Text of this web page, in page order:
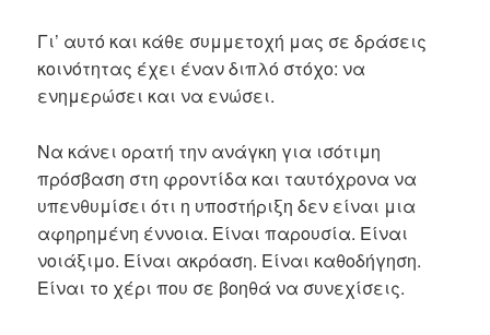
Γι’ αυτό και κάθε συμμετοχή μας σε δράσεις
κοινότητας έχει έναν διπλό στόχο: να
ενημερώσει και να ενώσει.
Να κάνει ορατή την ανάγκη για ισότιμη
πρόσβαση στη φροντίδα και ταυτόχρονα να
υπενθυμίσει ότι η υποστήριξη δεν είναι μια
αφηρημένη έννοια. Είναι παρουσία. Είναι
νοιάξιμο. Είναι ακρόαση. Είναι καθοδήγηση.
Είναι το χέρι που σε βοηθά να συνεχίσεις.